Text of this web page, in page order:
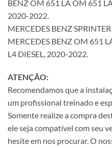
BENZ OM 651 LA OM 651
2020-2022.
MERCEDES BENZ
MERCEDES BENZ OM 651
L4 DIESEL, 2020-2022.
ATENÇÃO:
Recomendamos que a
um profissional treinado e
Somente realize a compra
ele seja compatível com seu
hesite em nos procurar. O